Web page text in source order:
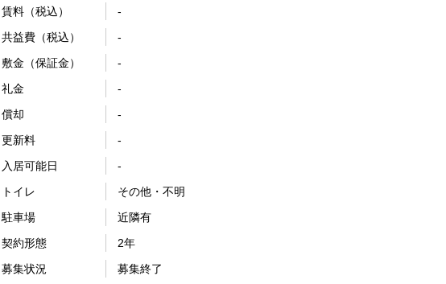
賃料（税込）
-
共益費（税込）
-
敷金（保証金）
-
礼金
-
償却
-
更新料
-
入居可能日
-
トイレ
その他・不明
駐車場
近隣有
契約形態
2年
募集状況
募集終了